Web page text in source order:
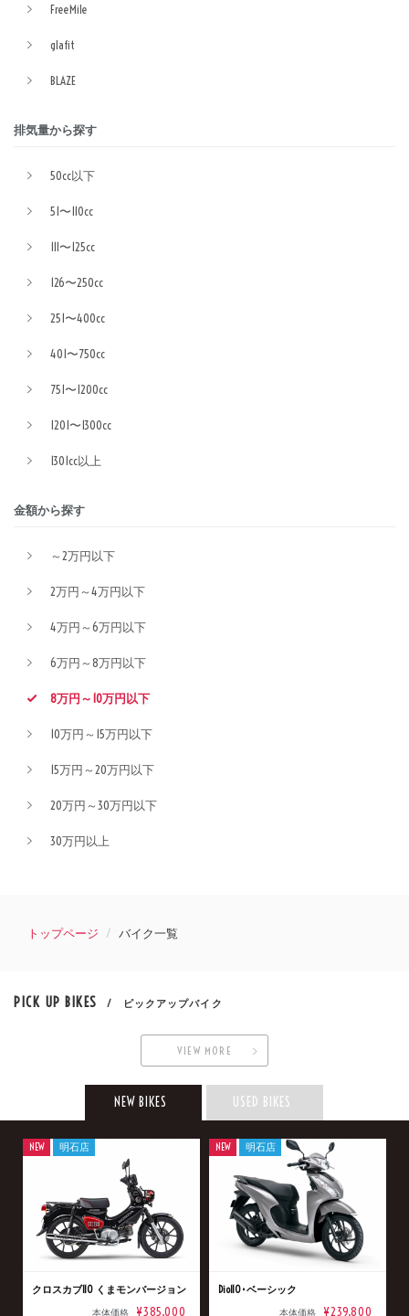
FreeMile
glafit
BLAZE
排気量から探す
50cc以下
51〜110cc
111〜125cc
126〜250cc
251〜400cc
401〜750cc
751〜1200cc
1201〜1300cc
1301cc以上
金額から探す
～2万円以下
2万円～4万円以下
4万円～6万円以下
6万円～8万円以下
8万円～10万円以下
10万円～15万円以下
15万円～20万円以下
20万円～30万円以下
30万円以上
トップページ バイク一覧
PICK UP BIKES / ピックアップバイク
VIEW MORE
NEW BIKES USED BIKES
クロスカブ110 くまモンバージョン
本体価格 ¥385,000
NEW 明石店
Dio110･ベーシック
本体価格 ¥239,800
NEW 明石店